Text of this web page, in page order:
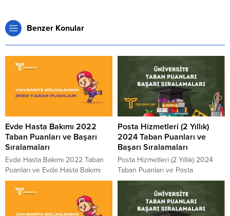
Benzer Konular
Evde Hasta Bakımı 2022
Taban Puanları ve Başarı
Sıralamaları
Evde Hasta Bakımı 2022 Taban
Puanları ve Evde Hasta Bakımı
Başarı Sıralamaları 2022 Evde
Hasta Bakımı kaç puanla kapattı?
Evde Hasta Bakımı sıralaması.
2022 yılında sınava girecek
Posta Hizmetleri (2 Yıllık)
2024 Taban Puanları ve
Başarı Sıralamaları
Posta Hizmetleri (2 Yıllık) 2024
Taban Puanları ve Posta
Hizmetleri (2 Yıllık) Başarı
Sıralamaları 2024 Posta
Hizmetleri güncel taban puanları
ve başarı sıralamaları açıklandı ve